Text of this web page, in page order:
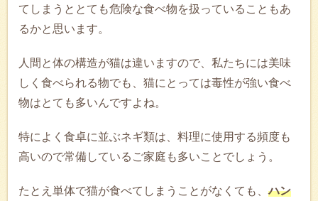
てしまうととても危険な食べ物を扱っていることもあ
るかと思います。
人間と体の構造が猫は違いますので、私たちには美味
しく食べられる物でも、猫にとっては毒性が強い食べ
物はとても多いんですよね。
特によく食卓に並ぶネギ類は、料理に使用する頻度も
高いので常備しているご家庭も多いことでしょう。
たとえ単体で猫が食べてしまうことがなくても、ハン